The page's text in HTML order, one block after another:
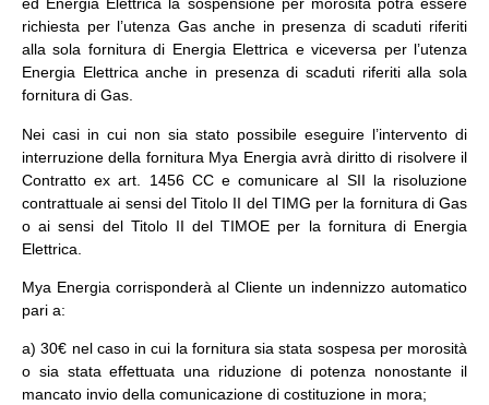
richiesta per l’utenza Gas anche in presenza di scaduti riferiti
alla sola fornitura di Energia Elettrica e viceversa per l’utenza
Energia Elettrica anche in presenza di scaduti riferiti alla sola
fornitura di Gas.
Nei casi in cui non sia stato possibile eseguire l’intervento di
interruzione della fornitura Mya Energia avrà diritto di risolvere il
Contratto ex art. 1456 CC e comunicare al SII la risoluzione
contrattuale ai sensi del Titolo II del TIMG per la fornitura di Gas
o ai sensi del Titolo II del TIMOE per la fornitura di Energia
Elettrica.
Mya Energia corrisponderà al Cliente un indennizzo automatico
pari a:
a) 30€ nel caso in cui la fornitura sia stata sospesa per morosità
o sia stata effettuata una riduzione di potenza nonostante il
mancato invio della comunicazione di costituzione in mora;